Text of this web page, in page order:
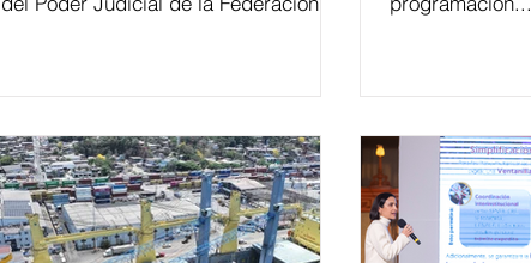
relacionados con la democracia y el
del papel que ha asumido la EJE en la
difusión de la justicia electoral como
un bien público. La mayor parte de las
personas capacitadas no forma